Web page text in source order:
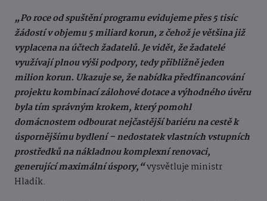
„Po roce od spuštění programu evidujeme přes 5 tisíc
žádostí v objemu 5 miliard korun, z čehož je většina již
vyplacena na účtech žadatelů. Je vidět, že žadatelé
využívají plnou výši podpory, tedy přibližně jeden
milion korun. Ukazuje se, že nabídka předfinancování
projektu kombinací zálohové dotace a výhodného úvěru
byla tím správným krokem, který pomohl
domácnostem odbourat nejčastější bariéru na cestě k
úspornějšímu bydlení – nedostatek vlastních vstupních
prostředků na nákladnou komplexní renovaci,
generující maximální úspory,“vysvětluje ministr
Hladík.